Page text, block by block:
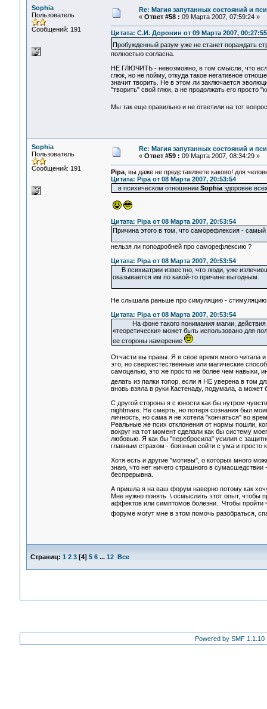
Sophia
Пользователь
Сообщений: 191
Re: Магия запутанных состояний и
« Ответ #58 : 09 Марта 2007, 07:59:24 »
Цитата: С.И. Доронин от 09 Марта 2007, 00:27:55
Пробужденный разум уже не станет пораждать
полностью согласна.
НЕ ГЛЮЧИТЬ - невозможно, в том смысле, что
глюк, но не пойму, откуда такое негативное
значит творить. Не в этом ли заключается
"творить" свой глюк, а не продолжать его просто
Мы так еще правильно и не ответили на тот
Sophia
Пользователь
Сообщений: 191
Re: Магия запутанных состояний и
« Ответ #59 : 09 Марта 2007, 08:34:29 »
Pipa, вы даже не представляете каково! для
Цитата: Pipa от 08 Марта 2007, 20:53:54
в психическом отношении Sophiaздоровее
Цитата: Pipa от 08 Марта 2007, 20:53:54
Причина этого в том, что саморефлексия - самый
нельзя ли поподробней про саморефлексию ?
Цитата: Pipa от 08 Марта 2007, 20:53:54
В психиатрии известно, что люди, уже
оказывается им по какой-то причине выгодным.
Не слышала раньше про симуляцию -
Цитата: Pipa от 08 Марта 2007, 20:53:54
На фоне такого понимания магии, действия
«теоретически» может быть использовано для
ее стороны намерение
.
Отчасти вы правы. Я в свое время много читала
это, но сверхестественные или магические
самоцелью, это же просто не более чем навыки,
делать из палки топор, если я НЕ уверена в том
вновь взяла в руки Кастенаду, подумала, а
С другой стороны я c юности как бы нутром
nightmare. Не смерть, но потеря сознания был
личность, но сама я не хотела "кончаться" во
Реальные же псих отклонения от нормы пошли,
вокруг на тот момент сделали как бы систему
любовью. Я как бы "перебросила" усилия с
главным страхом - боязнью сойти с ума и просто
Хотя есть и другие "мотивы", о которых много
знаю, что нет ничего страшного в
беспрерывна.
А пришла я на ваш форум наверно потому как
Мне нужно понять \ осмыслить этот опыт, чтобы
аффектов или симптомов болезни.. Чтобы пройти
форуме могут мне в этом помочь разобраться,
Страниц: 1 2 3[4] 5 6 ... 12 Все
Powered by SMF 1.1.10